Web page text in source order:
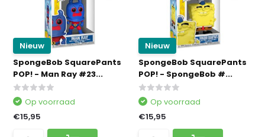
Nieuw
SpongeBob SquarePants
POP! - Man Ray #23...
Op voorraad
€15,95
Nieuw
SpongeBob SquarePants
POP! - SpongeBob #...
Op voorraad
€15,95